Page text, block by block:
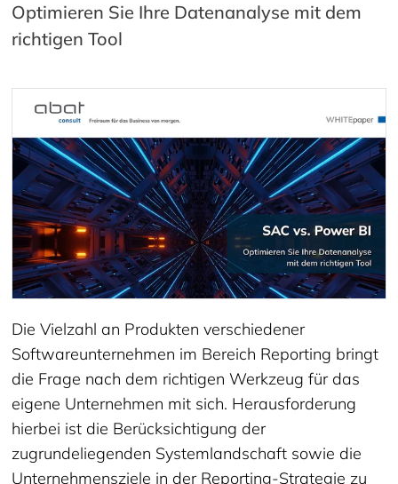
Optimieren Sie Ihre Datenanalyse mit dem
richtigen Tool
Die Vielzahl an Produkten verschiedener
Softwareunternehmen im Bereich Reporting bringt
die Frage nach dem richtigen Werkzeug für das
eigene Unternehmen mit sich. Herausforderung
hierbei ist die Berücksichtigung der
zugrundeliegenden Systemlandschaft sowie die
Unternehmensziele in der Reporting-Strategie zu